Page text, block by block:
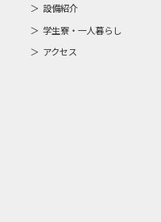
設備紹介
学生寮・一人暮らし
アクセス